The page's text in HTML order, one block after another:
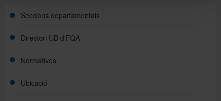
Seccions departamentals
Directori UB d'FQA
Normatives
Ubicació